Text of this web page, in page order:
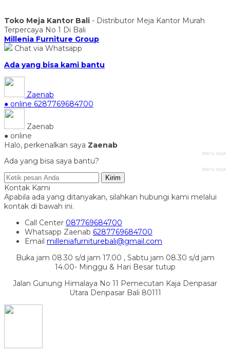
Toko Meja Kantor Bali - Distributor Meja Kantor Murah
Terpercaya No 1 Di Bali
Millenia Furniture Group
Chat via Whatsapp
Ada yang bisa kami bantu
Zaenab
● online 6287769684700
Zaenab
● online
Halo, perkenalkan saya Zaenab
baru saja
Ada yang bisa saya bantu?
baru saja
Kirim
Kontak Kami
Apabila ada yang ditanyakan, silahkan hubungi kami melalui
kontak di bawah ini.
Call Center 087769684700
Whatsapp Zaenab 6287769684700
Email milleniafurniturebali@gmail.com
Buka jam 08.30 s/d jam 17.00 , Sabtu jam 08.30 s/d jam
14.00- Minggu & Hari Besar tutup
Jalan Gunung Himalaya No 11 Pemecutan Kaja Denpasar
Utara Denpasar Bali 80111